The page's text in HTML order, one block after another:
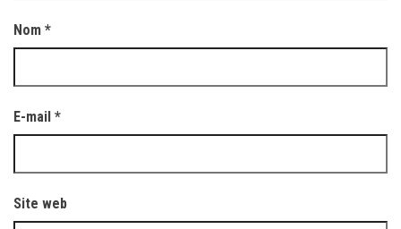
Nom *
E-mail *
Site web